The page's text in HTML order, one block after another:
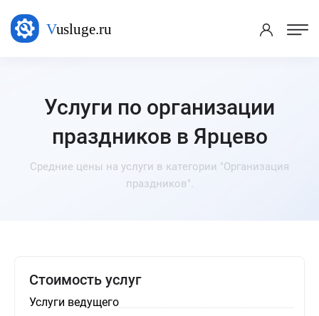
Услуги по организации
праздников в Ярцево
Средние цены на услуги в категории "Организация
праздников".
Стоимость услуг
Услуги ведущего